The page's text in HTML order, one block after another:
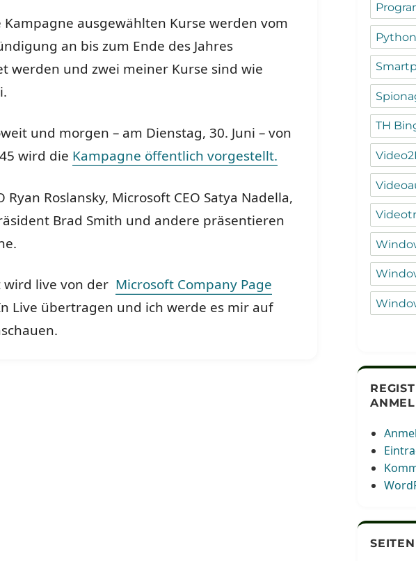
Kampagne ausgewählten Kurse werden vom
an bis zum Ende des Jahres
werden und zwei meiner Kurse sind wie
und morgen – am Dienstag, 30. Juni – von
wird die Kampagne öffentlich vorgestellt.
Ryan Roslansky, Microsoft CEO Satya Nadella,
Brad Smith und andere präsentieren
wird live von der Microsoft Company Page
Live übertragen und ich werde es mir auf
Python
TH
SEITEN